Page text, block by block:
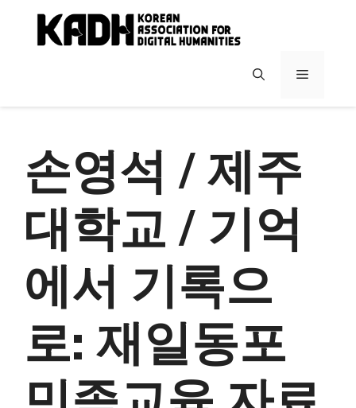
메
손영석 / 제주
대학교 / 기억
에서 기록으
로: 재일동포